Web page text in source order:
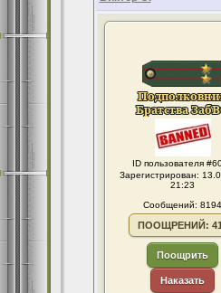
ID пользователя
Зарегистрирован:
21:23
Сообщений: 8194
ПООЩРЕНИЙ:
Поощрить
Наказать